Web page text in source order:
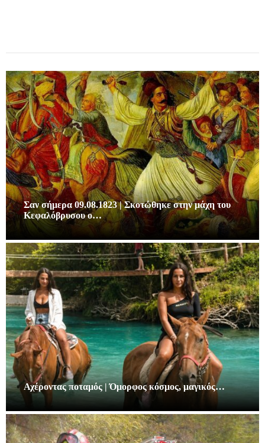
Σαν σήμερα 09.08.1823 | Σκοτώθηκε στην μάχη του
Κεφαλόβρυσου ο…
Αχέροντας ποταμός | Όμορφος κόσμος, μαγικός…